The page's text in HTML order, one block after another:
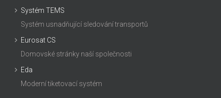
Systém TEMS
Systém usnadňující sledování transportů
Eurosat CS
Domovské stránky naší společnosti
Eda
Moderní tiketovací systém